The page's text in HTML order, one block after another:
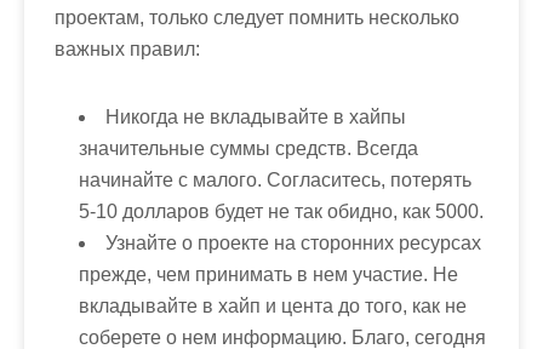
проектам, только следует помнить несколько
важных правил:
Никогда не вкладывайте в хайпы
значительные суммы средств. Всегда
начинайте с малого. Согласитесь, потерять
5-10 долларов будет не так обидно, как 5000.
Узнайте о проекте на сторонних ресурсах
прежде, чем принимать в нем участие. Не
вкладывайте в хайп и цента до того, как не
соберете о нем информацию. Благо, сегодня